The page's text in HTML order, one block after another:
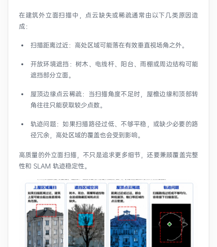
在建筑外立面扫描中，点云缺失或稀疏通常由以下几类原因造
成：
扫描距离过近：高处区域可能落在有效垂直视场角之外。
开放环境遮挡：树木、电线杆、阳台、雨棚或周边结构可能
遮挡部分立面。
屋顶边缘点云稀疏：当扫描角度不足时，屋檐边缘和顶部转
角往往只能获取较少点数。
轨迹问题：如果扫描路径过低、不够平稳，或缺少必要的路
径冗余，高处区域的覆盖也会受到影响。
高质量的外立面扫描，不只是追求更多细节，还要兼顾覆盖完整
性和 SLAM 轨迹稳定性。